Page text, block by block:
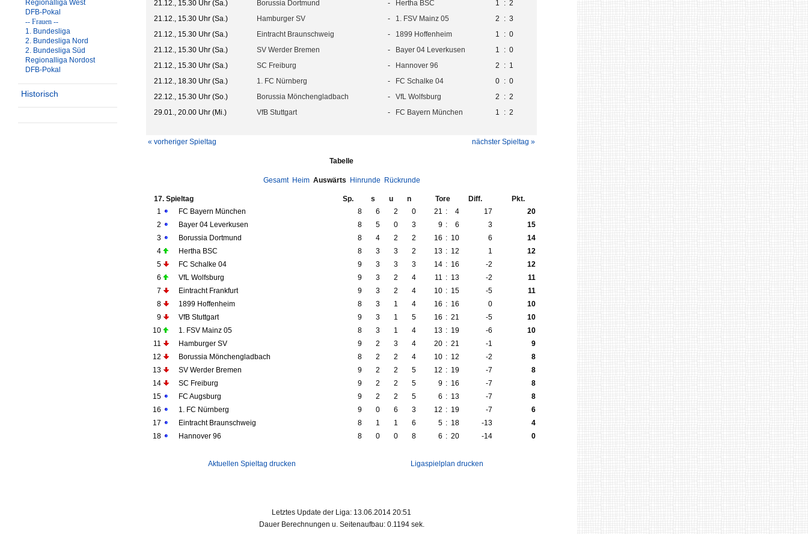
Regionalliga West
DFB-Pokal
-- Frauen --
1. Bundesliga
2. Bundesliga Nord
2. Bundesliga Süd
Regionalliga Nordost
DFB-Pokal
Historisch
21.12., 15.30 Uhr (Sa.)
Borussia Dortmund - Hertha BSC 1 : 2
21.12., 15.30 Uhr (Sa.)
Hamburger SV - 1. FSV Mainz 05 2 : 3
21.12., 15.30 Uhr (Sa.)
Eintracht Braunschweig - 1899 Hoffenheim 1 : 0
21.12., 15.30 Uhr (Sa.)
SV Werder Bremen - Bayer 04 Leverkusen 1 : 0
21.12., 15.30 Uhr (Sa.)
SC Freiburg - Hannover 96 2 : 1
21.12., 18.30 Uhr (Sa.)
1. FC Nürnberg - FC Schalke 04 0 : 0
22.12., 15.30 Uhr (So.)
Borussia Mönchengladbach - VfL Wolfsburg 2 : 2
29.01., 20.00 Uhr (Mi.)
VfB Stuttgart - FC Bayern München 1 : 2
« vorheriger Spieltag nächster Spieltag »
Tabelle
Gesamt HeimAuswärts Hinrunde Rückrunde
17. Spieltag Sp. s u n Tore Diff.
Pkt.
1
FC Bayern München 8 6 2 0 21 : 4 17
20
2
Bayer 04 Leverkusen 8 5 0 3 9 : 6 3
15
3
Borussia Dortmund 8 4 2 2 16 : 10 6
14
4
Hertha BSC 8 3 3 2 13 : 12 1
12
5
FC Schalke 04 9 3 3 3 14 : 16 -2
12
6
VfL Wolfsburg 9 3 2 4 11 : 13 -2
11
7
Eintracht Frankfurt 9 3 2 4 10 : 15 -5
11
8
1899 Hoffenheim 8 3 1 4 16 : 16 0
10
9
VfB Stuttgart 9 3 1 5 16 : 21 -5
10
10
1. FSV Mainz 05 8 3 1 4 13 : 19 -6
10
11
Hamburger SV 9 2 3 4 20 : 21 -1
9
12
Borussia Mönchengladbach 8 2 2 4 10 : 12 -2
8
13
SV Werder Bremen 9 2 2 5 12 : 19 -7
8
14
SC Freiburg 9 2 2 5 9 : 16 -7
8
15
FC Augsburg 9 2 2 5 6 : 13 -7
8
16
1. FC Nürnberg 9 0 6 3 12 : 19 -7
6
17
Eintracht Braunschweig 8 1 1 6 5 : 18 -13
4
18
Hannover 96 8 0 0 8 6 : 20 -14 0
Aktuellen Spieltag drucken Ligaspielplan drucken
Letztes Update der Liga: 13.06.2014 20:51
Dauer Berechnungen u. Seitenaufbau: 0.1194 sek.